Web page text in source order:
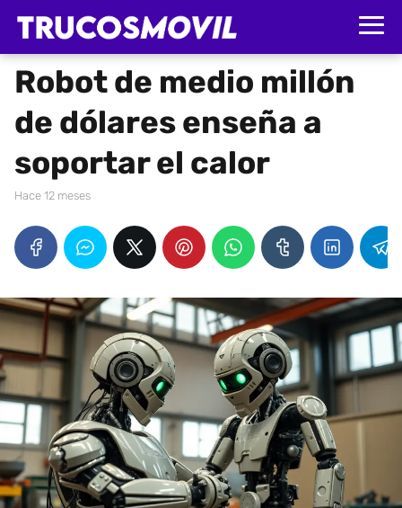
Robot de medio millón
de dólares enseña a
soportar el calor
hace 12 meses